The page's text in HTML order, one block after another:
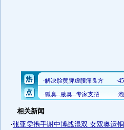
相关新闻
·张亚雯携手谢中博战混双 女双奥运铜